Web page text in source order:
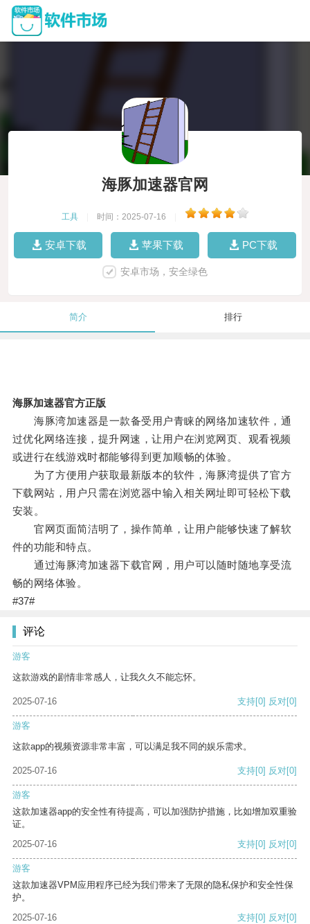
海豚加速器官网
工具 时间：2025-07-16
安卓下载 苹果下载 PC下载
安卓市场，安全绿色
简介 排行
海豚加速器官方正版
海豚湾加速器是一款备受用户青睐的网络加速软件，通
过优化网络连接，提升网速，让用户在浏览网页、观看视频
或进行在线游戏时都能够得到更加顺畅的体验。
为了方便用户获取最新版本的软件，海豚湾提供了官方
下载网站，用户只需在浏览器中输入相关网址即可轻松下载
安装。
官网页面简洁明了，操作简单，让用户能够快速了解软
件的功能和特点。
通过海豚湾加速器下载官网，用户可以随时随地享受流
畅的网络体验。
#37#
评论
游客
这款游戏的剧情非常感人，让我久久不能忘怀。
2025-07-16 支持[0] 反对[0]
游客
这款app的视频资源非常丰富，可以满足我不同的娱乐需求。
2025-07-16 支持[0] 反对[0]
游客
这款加速器app的安全性有待提高，可以加强防护措施，比如增加双重验
证。
2025-07-16
支持[0] 反对[0]
游客
这款加速器VPM应用程序已经为我们带来了无限的隐私保护和安全性保
护。
2025-07-16
支持[0] 反对[0]